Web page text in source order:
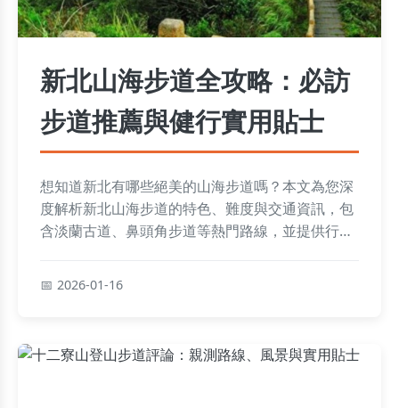
新北山海步道全攻略：必訪
步道推薦與健行實用貼士
想知道新北有哪些絕美的山海步道嗎？本文為您深
度解析新北山海步道的特色、難度與交通資訊，包
含淡蘭古道、鼻頭角步道等熱門路線，並提供行前
2026-01-16